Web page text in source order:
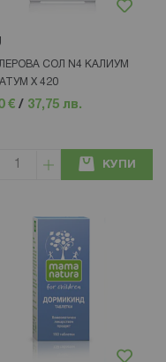
СОЛ N4 КАЛИУМ
Х 420
€ / 37,75 лв.
КУПИ